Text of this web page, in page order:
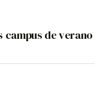
campus de verano